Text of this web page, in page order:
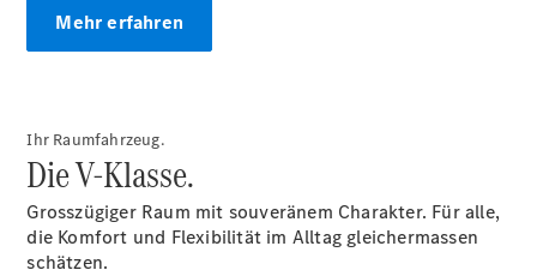
Standort &
Öffnungszeiten
Offene
Mehr erfahren
Ihr Raumfahrzeug.
Die V-Klasse.
Grosszügiger Raum mit souveränem Charakter. Für alle,
die Komfort und Flexibilität im Alltag gleichermassen
schätzen.